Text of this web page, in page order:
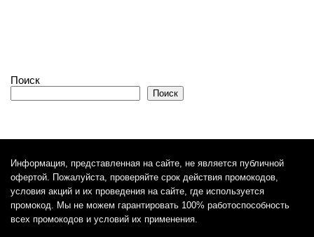
Поиск
Поиск
Информация, представленная на сайте, не является публичной
офертой. Пожалуйста, проверяйте срок действия промокодов,
условия акций и их проведения на сайте, где используется
промокод. Мы не можем гарантировать 100% работоспособность
всех промокодов и условий их применения.